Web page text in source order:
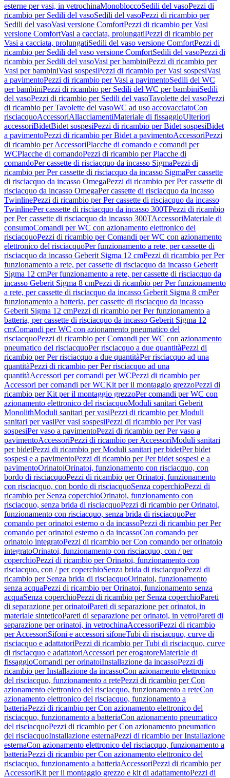
esterne per vasi, in vetrochinaMonobloccoSedili del vasoPezzi di
ricambio per Sedili del vasoSedili del vasoPezzi di ricambio per
Sedili del vasoVasi versione ComfortPezzi di ricambio per Vasi
versione ComfortVasi a cacciata, prolungatiPezzi di ricambio per
Vasi a cacciata, prolungatiSedili del vaso versione ComfortPezzi di
ricambio per Sedili del vaso versione ComfortSedili del vasoPezzi di
ricambio per Sedili del vasoVasi per bambiniPezzi di ricambio per
Vasi per bambiniVasi sospesiPezzi di ricambio per Vasi sospesiVasi
a pavimentoPezzi di ricambio per Vasi a pavimentoSedili del WC
per bambiniPezzi di ricambio per Sedili del WC per bambiniSedili
del vasoPezzi di ricambio per Sedili del vasoTavolette del vasoPezzi
di ricambio per Tavolette del vasoWC ad uso accovacciatoCon
risciacquoAccessoriAllacciamentiMateriale di fissaggioUlteriori
accessoriBidetBidet sospesiPezzi di ricambio per Bidet sospesiBidet
a pavimentoPezzi di ricambio per Bidet a pavimentoAccessoriPezzi
di ricambio per AccessoriPlacche di comando e comandi per
WCPlacche di comandoPezzi di ricambio per Placche di
comandoPer cassette di risciacquo da incasso SigmaPezzi di
ricambio per Per cassette di risciacquo da incasso SigmaPer cassette
di risciacquo da incasso OmegaPezzi di ricambio per Per cassette di
risciacquo da incasso OmegaPer cassette di risciacquo da incasso
TwinlinePezzi di ricambio per Per cassette di risciacquo da incasso
TwinlinePer cassette di risciacquo da incasso 300TPezzi di ricambio
per Per cassette di risciacquo da incasso 300TAccessoriMateriale di
consumoComandi per WC con azionamento elettronico del
risciacquoPezzi di ricambio per Comandi per WC con azionamento
elettronico del risciacquoPer funzionamento a rete, per cassette di
risciacquo da incasso Geberit Sigma 12 cmPezzi di ricambio per Per
funzionamento a rete, per cassette di risciacquo da incasso Geberit
Sigma 12 cmPer funzionamento a rete, per cassette di risciacquo da
incasso Geberit Sigma 8 cmPezzi di ricambio per Per funzionamento
a rete, per cassette di risciacquo da incasso Geberit Sigma 8 cmPer
funzionamento a batteria, per cassette di risciacquo da incasso
Geberit Sigma 12 cmPezzi di ricambio per Per funzionamento a
batteria, per cassette di risciacquo da incasso Geberit Sigma 12
cmComandi per WC con azionamento pneumatico del
risciacquoPezzi di ricambio per Comandi per WC con azionamento
pneumatico del risciacquoPer risciacquo a due quantitàPezzi di
ricambio per Per risciacquo a due quantitàPer risciacquo ad una
quantitàPezzi di ricambio per Per risciacquo ad una
quantitàAccessori per comandi per WCPezzi di ricambio per
Accessori per comandi per WCKit per il montaggio grezzoPezzi di
ricambio per Kit per il montaggio grezzoPer comandi per WC con
azionamento elettronico del risciacquoModuli sanitari Geberit
MonolithModuli sanitari per vasiPezzi di ricambio per Moduli
sanitari per vasiPer vasi sospesiPezzi di ricambio per Per vasi
sospesiPer vaso a pavimentoPezzi di ricambio per Per vaso a
pavimentoAccessoriPezzi di ricambio per AccessoriModuli sanitari
per bidetPezzi di ricambio per Moduli sanitari per bidetPer bidet
sospesi e a pavimentoPezzi di ricambio per Per bidet sospesi e a
pavimentoOrinatoiOrinatoi, funzionamento con risciacquo, con
bordo di risciacquoPezzi di ricambio per Orinatoi, funzionamento
con risciacquo, con bordo di risciacquoSenza coperchioPezzi di
ricambio per Senza coperchioOrinatoi, funzionamento con
risciacquo, senza brida di risciacquoPezzi di ricambio per Orinatoi,
funzionamento con risciacquo, senza brida di risciacquoPer
comando per orinatoi esterno o da incassoPezzi di ricambio per Per
comando per orinatoi esterno o da incassoCon comando per
orinatoio integratoPezzi di ricambio per Con comando per orinatoio
integratoOrinatoi, funzionamento con risciacquo, con / per
coperchioPezzi di ricambio per Orinatoi, funzionamento con
risciacquo, con / per coperchioSenza brida di risciacquoPezzi di
ricambio per Senza brida di risciacquoOrinatoi, funzionamento
senza acquaPezzi di ricambio per Orinatoi, funzionamento senza
acquaSenza coperchioPezzi di ricambio per Senza coperchioPareti
di separazione per orinatoiPareti di separazione per orinatoi, in
materiale sinteticoPareti di separazione per orinatoi, in vetroPareti di
separazione per orinatoi, in vetrochinaAccessoriPezzi di ricambio
per AccessoriSifoni e accessori sifoneTubi di risciacquo, curve di
risciacquo e adattatoriPezzi di ricambio per Tubi di risciacquo, curve
di risciacquo e adattatoriAccessori per erogatoreMateriale di
fissaggioComandi per orinatoiInstallazione da incassoPezzi di
ricambio per Installazione da incassoCon azionamento elettronico
del risciacquo, funzionamento a retePezzi di ricambio per Con
azionamento elettronico del risciacquo, funzionamento a reteCon
azionamento elettronico del risciacquo, funzionamento a
batteriaPezzi di ricambio per Con azionamento elettronico del
risciacquo, funzionamento a batteriaCon azionamento pneumatico
del risciacquoPezzi di ricambio per Con azionamento pneumatico
del risciacquoInstallazione esternaPezzi di ricambio per Installazione
esternaCon azionamento elettronico del risciacquo, funzionamento a
batteriaPezzi di ricambio per Con azionamento elettronico del
risciacquo, funzionamento a batteriaAccessoriPezzi di ricambio per
AccessoriKit per il montaggio grezzo e kit di adattamentoPezzi di